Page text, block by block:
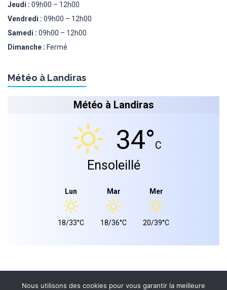
Jeudi : 09h00 – 12h00
Vendredi : 09h00 – 12h00
Samedi : 09h00 – 12h00
Dimanche : Fermé
Météo à Landiras
Météo à Landiras
34°C
Ensoleillé
Lun
18/33°C
Mar
18/36°C
Mer
20/39°C
Mairie de landiras 2026 © - Tous droits réservés.
Nous utilisons des cookies pour vous garantir la meilleure